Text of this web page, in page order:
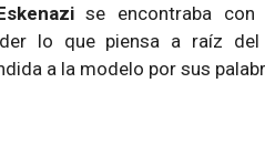
se encontraba con
lo que piensa a raíz del
a la modelo por sus